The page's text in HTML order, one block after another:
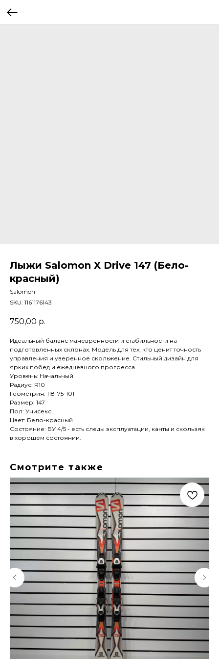
Лыжи Salomon X Drive 147 (Бело-
красный)
Salomon
SKU: 1161176143
750,00 р.
Идеальный баланс маневренности и стабильности на
подготовленных склонах. Модель для тех, кто ценит точность
управления и уверенное скольжение. Стильный дизайн для
ярких побед и ежедневного прогресса.
Уровень: Начальный
Радиус: R10
Геометрия: 118-75-101
Размер: 147
Пол: Унисекс
Цвет: Бело-красный
Состояние: БУ 4/5 - есть следы эксплуатации, канты и скользяк
в хорошем состоянии.
Смотрите также